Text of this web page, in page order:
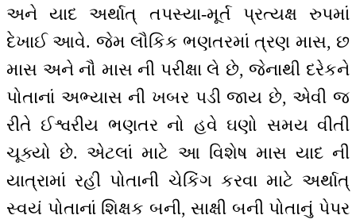
અને યાદ અર્થાત્ તપસ્યા-મૂર્ત પ્રત્યક્ષ રુપમાં
દેખાઈ આવે. જેમ લૌકિક ભણતરમાં ત્રણ માસ, છ
માસ અને નૌ માસ ની પરીક્ષા લે છે, જેનાથી દરેકને
પોતાનાં અભ્યાસ ની ખબર પડી જાય છે, એવી જ
રીતે ઈશ્વરીય ભણતર નો હવે ઘણો સમય વીતી
ચૂક્યો છે. એટલાં માટે આ વિશેષ માસ યાદ ની
યાત્રામાં રહી પોતાની ચેકિંગ કરવા માટે અર્થાત્
સ્વયં પોતાનાં શિક્ષક બની, સાક્ષી બની પોતાનું પેપર